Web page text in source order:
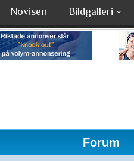
Novisen Bildgalleri